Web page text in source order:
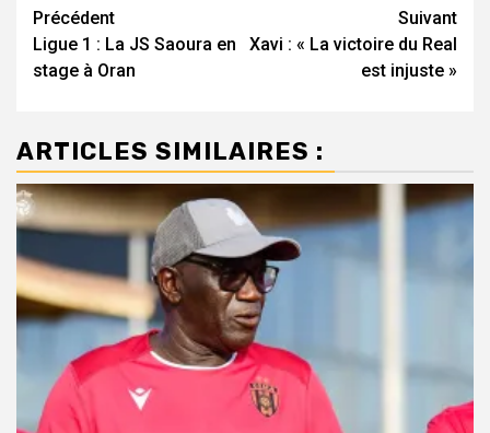
Navigation
d’article
Précédent
Ligue 1 : La JS Saoura en
stage à Oran
Suivant
Xavi : « La victoire du Real
est injuste »
ARTICLES SIMILAIRES :